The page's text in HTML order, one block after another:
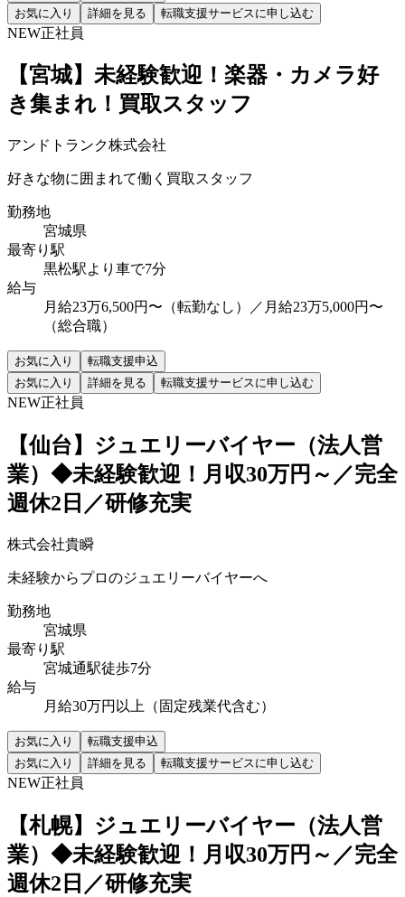
お気に入り 詳細を見る 転職支援サービスに申し込む
NEW正社員
【宮城】未経験歓迎！楽器・カメラ好
き集まれ！買取スタッフ
アンドトランク株式会社
好きな物に囲まれて働く買取スタッフ
勤務地
宮城県
最寄り駅
黒松駅より車で7分
給与
月給23万6,500円〜（転勤なし）／月給23万5,000円〜
（総合職）
お気に入り
転職支援申込
お気に入り
詳細を見る 転職支援サービスに申し込む
NEW正社員
【仙台】ジュエリーバイヤー（法人営
業）◆未経験歓迎！月収30万円～／完全
週休2日／研修充実
株式会社貴瞬
未経験からプロのジュエリーバイヤーへ
勤務地
宮城県
最寄り駅
宮城通駅徒歩7分
給与
月給30万円以上（固定残業代含む）
お気に入り
転職支援申込
お気に入り
詳細を見る 転職支援サービスに申し込む
NEW正社員
【札幌】ジュエリーバイヤー（法人営
業）◆未経験歓迎！月収30万円～／完全
週休2日／研修充実